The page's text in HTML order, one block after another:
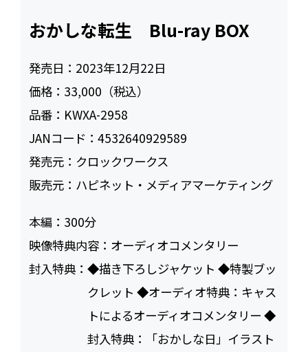
おかしな転生 Blu-ray BOX
発売日： 2023年12月22日
価格： 33,000（税込）
品番： KWXA-2958
JANコード：4532640929589
発売元： クロックワークス
販売元： ハピネット・メディアマーケティング
本編： 300
映像特典内容： オーディオコメンタリー
封入特典：◆描き下ろしジャケット ◆特製ブッ
クレット ◆オーディオ特典：キャス
トによるオーディオコメンタリー ◆
封入特典：「おかしな日」イラスト